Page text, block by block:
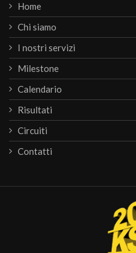
Home
Chi siamo
I nostri servizi
Milestone
Calendario
Risultati
Circuiti
Contatti